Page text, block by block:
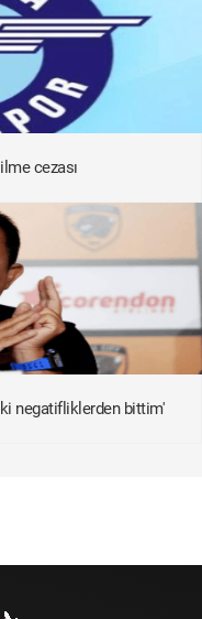
cezası
negatifliklerden bittim'